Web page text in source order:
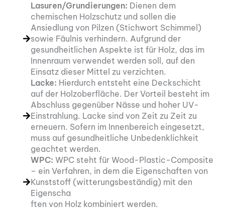
Lasuren/Grundierungen: Dienen dem
chemischen Holzschutz und sollen die
Ansiedlung von Pilzen (Stichwort Schimmel)
sowie Fäulnis verhindern. Aufgrund der
gesundheitlichen Aspekte ist für Holz, das im
Innenraum verwendet werden soll, auf den
Einsatz dieser Mittel zu verzichten.
Lacke: Hierdurch entsteht eine Deckschicht
auf der Holzoberfläche. Der Vorteil besteht im
Abschluss gegenüber Nässe und hoher UV-
Einstrahlung. Lacke sind von Zeit zu Zeit zu
erneuern. Sofern im Innenbereich eingesetzt,
muss auf gesundheitliche Unbedenklichkeit
geachtet werden.
WPC: WPC steht für Wood-Plastic-Composite
– ein Verfahren, in dem die Eigenschaften von
Kunststoff (witterungsbeständig) mit den
Eigenscha
ften von Holz kombiniert werden.